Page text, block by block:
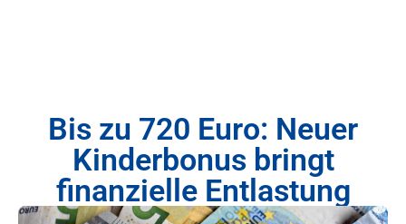
Bis zu 720 Euro: Neuer
Kinderbonus bringt
finanzielle Entlastung